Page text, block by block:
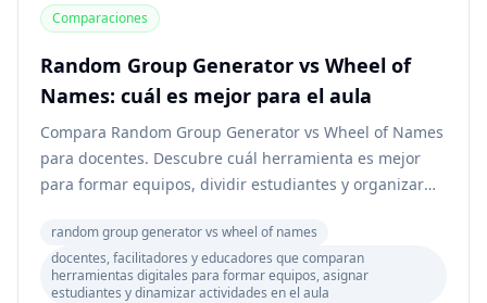
Comparaciones
Random Group Generator vs Wheel of
Names: cuál es mejor para el aula
Compara Random Group Generator vs Wheel of Names
para docentes. Descubre cuál herramienta es mejor
para formar equipos, dividir estudiantes y organizar
random group generator vs wheel of names
docentes, facilitadores y educadores que comparan
herramientas digitales para formar equipos, asignar
estudiantes y dinamizar actividades en el aula